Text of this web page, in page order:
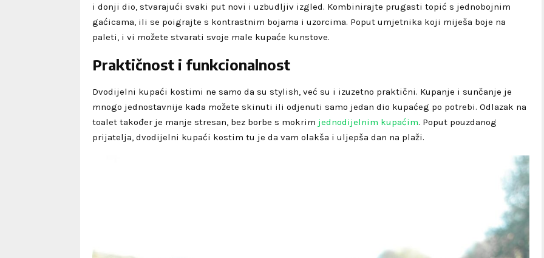
i donji dio, stvarajući svaki put novi i uzbudljiv izgled. Kombinirajte prugasti topić s jednobojnim
gaćicama, ili se poigrajte s kontrastnim bojama i uzorcima. Poput umjetnika koji miješa boje na
paleti, i vi možete stvarati svoje male kupaće kunstove.
Praktičnost i funkcionalnost
Dvodijelni kupaći kostimi ne samo da su stylish, već su i izuzetno praktični. Kupanje i sunčanje je
mnogo jednostavnije kada možete skinuti ili odjenuti samo jedan dio kupaćeg po potrebi. Odlazak na
toalet također je manje stresan, bez borbe s mokrim jednodijelnim kupaćim. Poput pouzdanog
prijatelja, dvodijelni kupaći kostim tu je da vam olakša i uljepša dan na plaži.